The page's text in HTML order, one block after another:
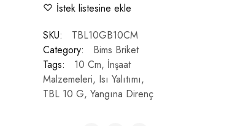
İstek listesine ekle
SKU:
TBL10GB10CM
Category:
Bims Briket
Tags:
10 Cm, İnşaat
Malzemeleri, Isı Yalıtımı,
TBL 10 G, Yangına Direnç